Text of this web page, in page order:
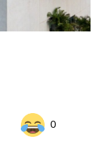
0